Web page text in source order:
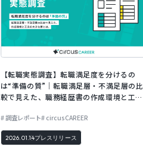
【転職実態調査】転職満足度を分けるの
は“準備の質”｜転職満足層・不満足層の比
較で見えた、職務経歴書の作成環境と工夫
調査レポート circusCAREER
2026.01.14プレスリリース